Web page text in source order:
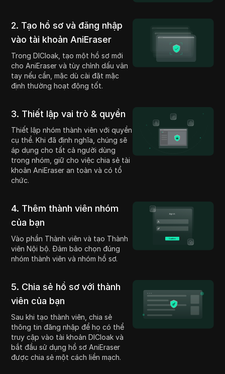
2. Tạo hồ sơ và đăng nhập
vào tài khoản AniEraser
Trong DICloak, tạo một hồ sơ mới
cho AniEraser và tùy chỉnh dấu vân
tay nếu cần, mặc dù cài đặt mặc
định thường hoạt động tốt.
3. Thiết lập vai trò & quyền
Thiết lập nhóm thành viên với quyền
cụ thể. Khi đã định nghĩa, chúng sẽ
áp dụng cho tất cả người dùng
trong nhóm, giữ cho việc chia sẻ tài
khoản AniEraser an toàn và có tổ
chức.
4. Thêm thành viên nhóm
của bạn
Vào phần Thành viên và tạo Thành
viên Nội bộ. Đảm bảo chọn đúng
nhóm thành viên và nhóm hồ sơ.
5. Chia sẻ hồ sơ với thành
viên của bạn
Sau khi tạo thành viên, chia sẻ
thông tin đăng nhập để họ có thể
truy cập vào tài khoản DICloak và
bắt đầu sử dụng hồ sơ AniEraser
được chia sẻ một cách liền mạch.